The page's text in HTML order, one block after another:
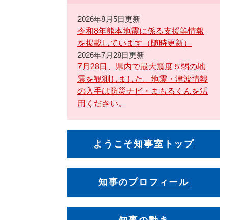
2026年8月5日更新
令和8年熊本地震に係る支援等情報
を掲載しています（随時更新）
2026年7月28日更新
7月28日、県内で最大震度５弱の地
震を観測しました。地震・津波情報
の入手は防災ナビ・まもるくんを活
用ください。
ようこそ知事室トップ
知事のプロフィール